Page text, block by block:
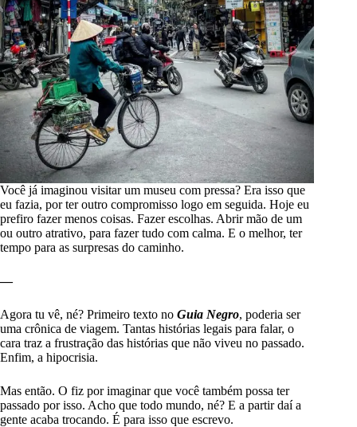
Você já imaginou visitar um museu com pressa? Era isso que
eu fazia, por ter outro compromisso logo em seguida. Hoje eu
prefiro fazer menos coisas. Fazer escolhas. Abrir mão de um
ou outro atrativo, para fazer tudo com calma. E o melhor, ter
tempo para as surpresas do caminho.
—
Agora tu vê, né? Primeiro texto no Guia Negro, poderia ser
uma crônica de viagem. Tantas histórias legais para falar, o
cara traz a frustração das histórias que não viveu no passado.
Enfim, a hipocrisia.
Mas então. O fiz por imaginar que você também possa ter
passado por isso. Acho que todo mundo, né? E a partir daí a
gente acaba trocando. É para isso que escrevo.